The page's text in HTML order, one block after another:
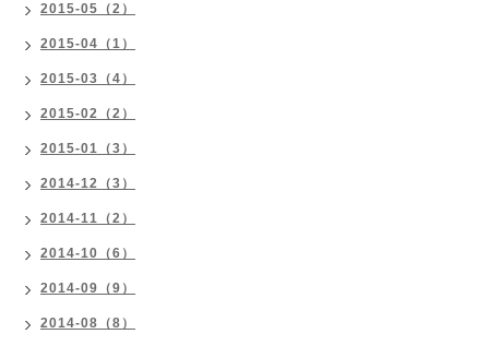
2015-05（2）
2015-04（1）
2015-03（4）
2015-02（2）
2015-01（3）
2014-12（3）
2014-11（2）
2014-10（6）
2014-09（9）
2014-08（8）